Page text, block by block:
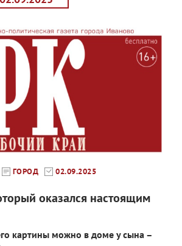
ГОРОД 02.09.2025
оказался настоящим
картины можно в доме у сына –